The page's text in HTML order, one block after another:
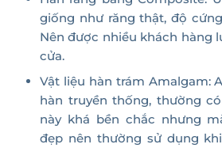
giống như răng thật, độ
Nên được nhiều khách hàng
cửa.
Vật liệu hàn trám Amalgam:
hàn truyền thống, thường
này khá bền chắc nhưng
đẹp nên thường sử dụng